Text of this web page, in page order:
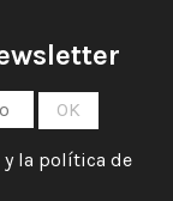
y la política de